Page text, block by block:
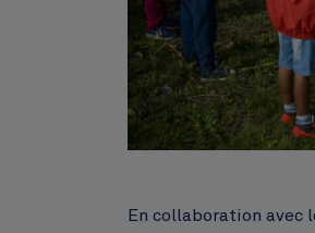
Corps
En collaboration avec